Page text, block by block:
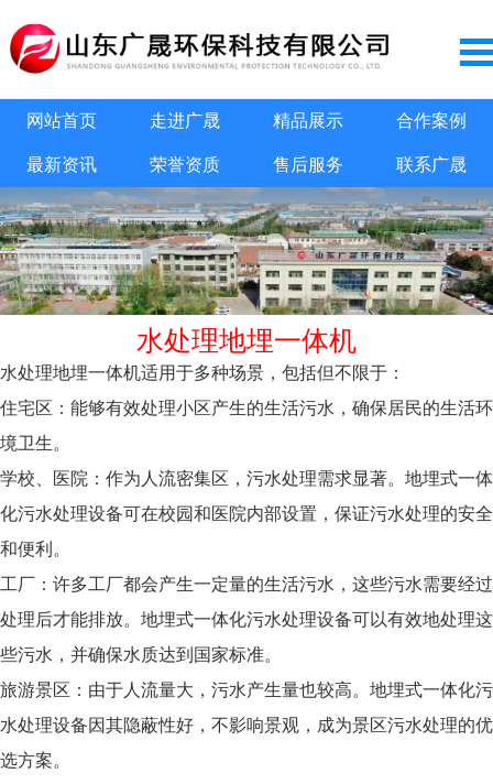
网站首页 走进广晟 精品展示 合作案例
最新资讯 荣誉资质 售后服务 联系广晟
水处理地埋一体机
水处理地埋一体机适用于多种场景，包括但不限于：
住宅区：能够有效处理小区产生的生活污水，确保居民的生活环
境卫生。
学校、医院：作为人流密集区，污水处理需求显著。地埋式一体
化污水处理设备可在校园和医院内部设置，保证污水处理的安全
和便利。
工厂：许多工厂都会产生一定量的生活污水，这些污水需要经过
处理后才能排放。地埋式一体化污水处理设备可以有效地处理这
些污水，并确保水质达到国家标准。
旅游景区：由于人流量大，污水产生量也较高。地埋式一体化污
水处理设备因其隐蔽性好，不影响景观，成为景区污水处理的优
选方案。